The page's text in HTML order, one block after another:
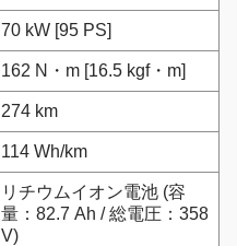
70 kW [95 PS]
162 N・m [16.5 kgf・m]
274 km
114 Wh/km
リチウムイオン電池 (容
量：82.7 Ah / 総電圧：358
V)